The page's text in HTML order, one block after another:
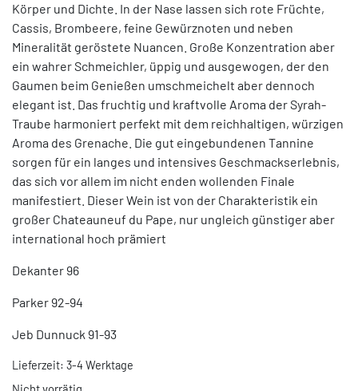
Körper und Dichte. In der Nase lassen sich rote Früchte,
Cassis, Brombeere, feine Gewürznoten und neben
Mineralität geröstete Nuancen. Große Konzentration aber
ein wahrer Schmeichler, üppig und ausgewogen, der den
Gaumen beim Genießen umschmeichelt aber dennoch
elegant ist. Das fruchtig und kraftvolle Aroma der Syrah-
Traube harmoniert perfekt mit dem reichhaltigen, würzigen
Aroma des Grenache. Die gut eingebundenen Tannine
sorgen für ein langes und intensives Geschmackserlebnis,
das sich vor allem im nicht enden wollenden Finale
manifestiert. Dieser Wein ist von der Charakteristik ein
großer Chateauneuf du Pape, nur ungleich günstiger aber
international hoch prämiert
Dekanter 96
Parker 92-94
Jeb Dunnuck 91-93
Lieferzeit: 3-4 Werktage